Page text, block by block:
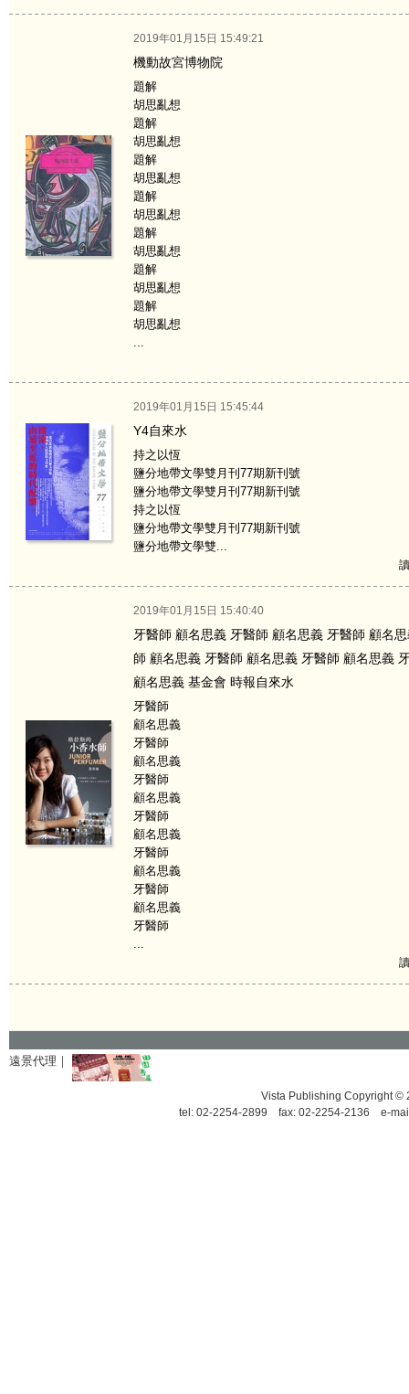
2019年01月15日 15:49:21
機動故宮博物院
題解
胡思亂想
題解
胡思亂想
題解
胡思亂想
題解
胡思亂想
題解
胡思亂想
題解
胡思亂想
題解
胡思亂想
...
2019年01月15日 15:45:44
Y4自來水
持之以恆
鹽分地帶文學雙月刊77期新刊號
鹽分地帶文學雙月刊77期新刊號
持之以恆
鹽分地帶文學雙月刊77期新刊號
鹽分地帶文學雙...
2019年01月15日 15:40:40
牙醫師 顧名思義 牙醫師 顧名思義 牙醫師 顧名
師 顧名思義 牙醫師 顧名思義 牙醫師 顧名思義
顧名思義 基金會 時報自來水
牙醫師
顧名思義
牙醫師
顧名思義
牙醫師
顧名思義
牙醫師
顧名思義
牙醫師
顧名思義
牙醫師
顧名思義
牙醫師
...
遠景代理｜
Vista Publishing Copyright ©
tel: 02-2254-2899 fax: 02-2254-2136 e-